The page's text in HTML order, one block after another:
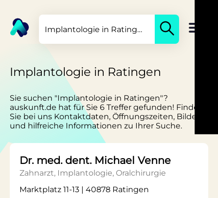
Implantologie in Ratingen
Sie suchen "Implantologie in Ratingen"?
auskunft.de hat für Sie 6 Treffer gefunden! Finden
Sie bei uns Kontaktdaten, Öffnungszeiten, Bilder
und hilfreiche Informationen zu Ihrer Suche.
Dr. med. dent. Michael Venne
Zahnarzt, Implantologie, Oralchirurgie
Marktplatz 11-13 | 40878 Ratingen